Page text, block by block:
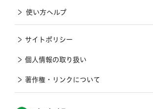
使い方ヘルプ
サイトポリシー
個人情報の取り扱い
著作権・リンクについて